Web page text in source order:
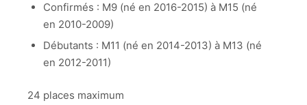
Confirmés : M9 (né en 2016-2015) à M15 (né
en 2010-2009)
Débutants : M11 (né en 2014-2013) à M13 (né
en 2012-2011)
24 places maximum